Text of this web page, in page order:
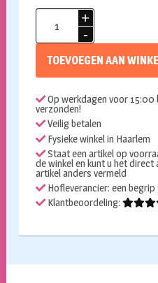
helm
TOEVOEGEN AAN
Op werkdagen voor
verzonden!
Veilig betalen
Fysieke winkel in Haarlem
Staat een artikel op
de winkel en kunt u het direct
artikel anders vermeld
Hofleverancier: een begrip
Klantbeoordeling: